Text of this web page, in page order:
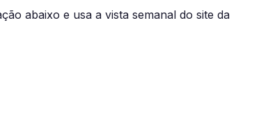
abaixo e usa a vista semanal do site da